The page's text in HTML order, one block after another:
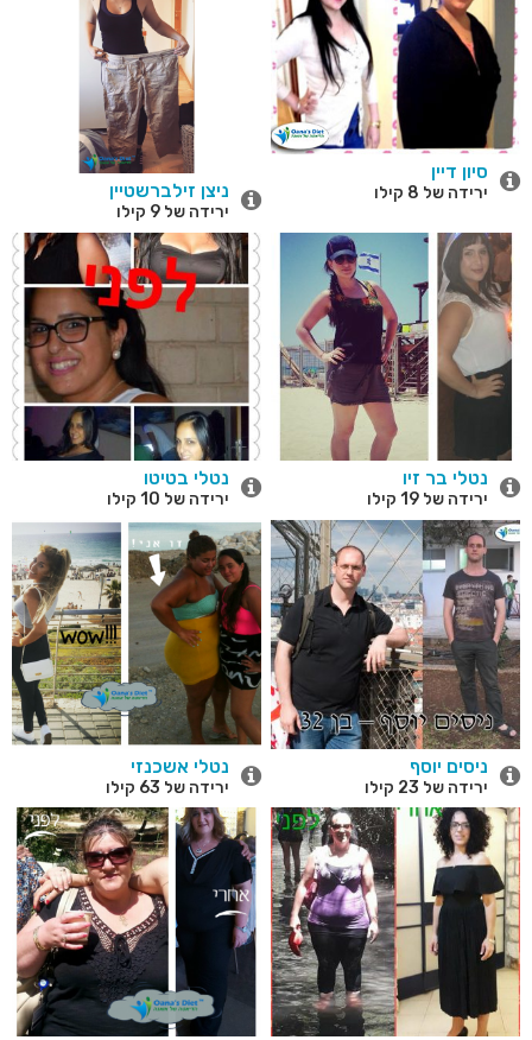
סיון דיין
ירידה של 8 קילו ניצן זילברשטיין
ירידה של 9 קילו
נטלי בר זיו
ירידה של 19 קילו
נטלי בטיטו
ירידה של 10 קילו
ניסים יוסף
ירידה של 23 קילו
נטלי אשכנזי
ירידה של 63 קילו